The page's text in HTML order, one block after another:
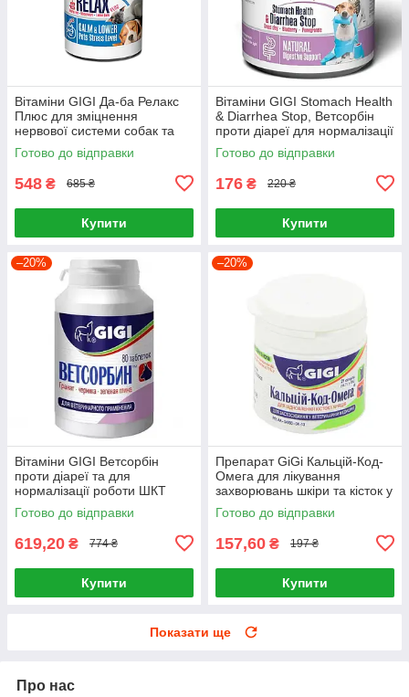
Вітаміни GIGI Да-ба Релакс
Плюс для зміцнення
нервової системи собак та
котів 90 таблеток
Готово до відправки
548 ₴ 685 ₴
Купити
Вітаміни GIGI Stomach Health
& Diarrhea Stop, Ветсорбін
проти діареї для нормалізації
ШКТ собак і котів 60 таб
Готово до відправки
176 ₴ 220 ₴
Купити
–20%
Вітаміни GIGI Ветсорбін
проти діареї та для
нормалізації роботи ШКТ
собак і котів 80 таблеток
Готово до відправки
619,20 ₴ 774 ₴
Купити
–20%
Препарат GiGi Кальцій-Код-
Омега для лікування
захворювань шкіри та кісток у
собак та котів 21 таблеток
Готово до відправки
157,60 ₴ 197 ₴
Купити
Показати ще
Про нас